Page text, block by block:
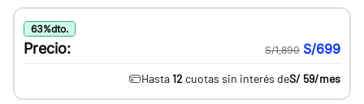
63%dto.
Precio: S/1,890 S/699
Hasta 12 cuotas sin interés deS/ 59/mes